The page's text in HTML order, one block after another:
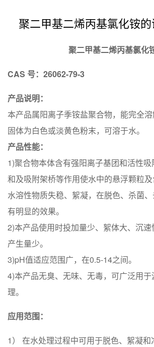
聚二甲基二烯丙基氯化铵
聚二甲基二烯丙基氯化
CAS 号： 26062-79-3
产品说明：
本产品属阳离子季铵盐聚合物，能完全溶
固体为白色或淡黄色粉末，可溶于水。
产品性能：
1)聚合物本体含有强阳离子基团和活性
和及吸附架桥等作用使水中的悬浮颗粒
水溶性物质失稳、絮凝，在脱色、杀菌
有明显的效果。
2)本产品使用时投加量少、絮体大、沉
产生量少。
3)pH值适应范围广，在0.5-14之间。
4)本产品无臭、无味、无毒，可广泛用
理。
应用范围：
1） 在水处理过程中可用于脱色、絮凝